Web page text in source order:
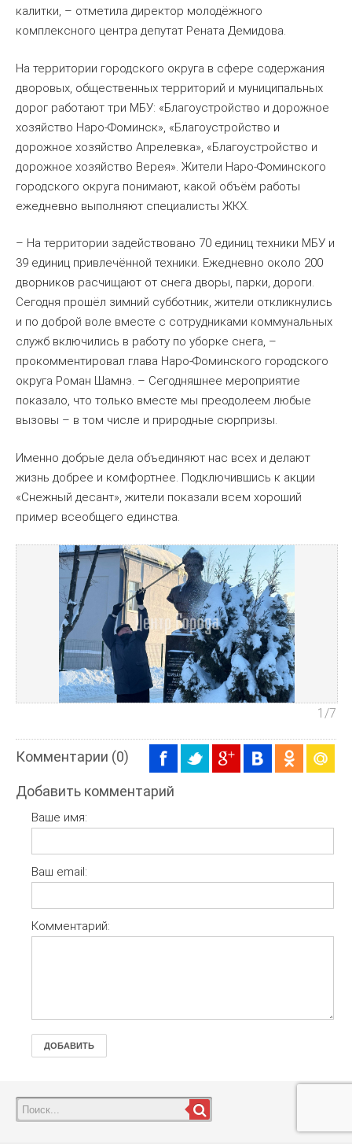
калитки, – отметила директор молодёжного
комплексного центра депутат Рената Демидова.
На территории городского округа в сфере содержания
дворовых, общественных территорий и муниципальных
дорог работают три МБУ: «Благоустройство и дорожное
хозяйство Наро-Фоминск», «Благоустройство и
дорожное хозяйство Апрелевка», «Благоустройство и
дорожное хозяйство Верея». Жители Наро-Фоминского
городского округа понимают, какой объём работы
ежедневно выполняют специалисты ЖКХ.
– На территории задействовано 70 единиц техники МБУ и
39 единиц привлечённой техники. Ежедневно около 200
дворников расчищают от снега дворы, парки, дороги.
Сегодня прошёл зимний субботник, жители откликнулись
и по доброй воле вместе с сотрудниками коммунальных
служб включились в работу по уборке снега, –
прокомментировал глава Наро-Фоминского городского
округа Роман Шамнэ. – Сегодняшнее мероприятие
показало, что только вместе мы преодолеем любые
вызовы – в том числе и природные сюрпризы.
Именно добрые дела объединяют нас всех и делают
жизнь добрее и комфортнее. Подключившись к акции
«Снежный десант», жители показали всем хороший
пример всеобщего единства.
1 /7
Комментарии (0)
Добавить комментарий
Ваше имя:
Ваш email:
Комментарий:
ДОБАВИТЬ